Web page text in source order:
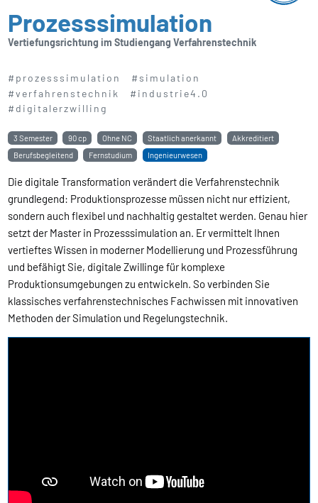
Prozesssimulation
Vertiefungsrichtung im Studiengang Verfahrenstechnik
#prozesssimulation
#simulation
#verfahrenstechnik
#industrie4.0
#digitalerzwilling
3 Semester 90 cp Ohne NC Staatlich anerkannt
Akkreditiert
Berufsbegleitend
Fernstudium Ingenieurwesen
Die digitale Transformation verändert die Verfahrenstechnik
grundlegend: Produktionsprozesse müssen nicht nur effizient,
sondern auch flexibel und nachhaltig gestaltet werden. Genau hier
setzt der Master in Prozesssimulation an. Er vermittelt Ihnen
vertieftes Wissen in moderner Modellierung und Prozessführung
und befähigt Sie, digitale Zwillinge für komplexe
Produktionsumgebungen zu entwickeln. So verbinden Sie
klassisches verfahrenstechnisches Fachwissen mit innovativen
Methoden der Simulation und Regelungstechnik.